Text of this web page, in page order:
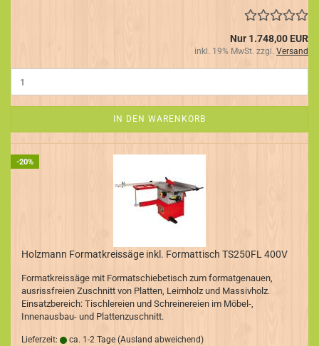
Nur 1.748,00 EUR
inkl. 19% MwSt. zzgl. Versand
IN DEN WARENKORB
-20%
Holzmann Formatkreissäge inkl. Formattisch TS250FL 400V
Formatkreissäge mit Formatschiebetisch zum formatgenauen,
ausrissfreien Zuschnitt von Platten, Leimholz und Massivholz.
Einsatzbereich: Tischlereien und Schreinereien im Möbel-,
Innenausbau- und Plattenzuschnitt.
Lieferzeit: ca. 1-2 Tage (Ausland abweichend)